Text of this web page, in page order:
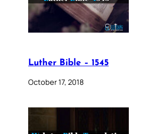
Luther Bible – 1545
October 17, 2018